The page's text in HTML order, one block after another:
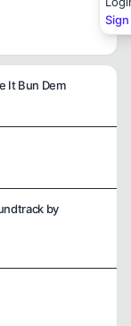
It Bun Dem
by